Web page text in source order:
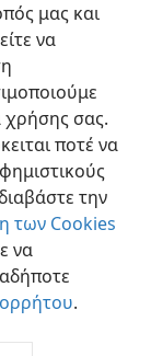
μας και
να
χρήσης σας.
ποτέ να
την
των Cookies
να
.
Προτιμήσεις
of Pennsylvania
Απορρήτου